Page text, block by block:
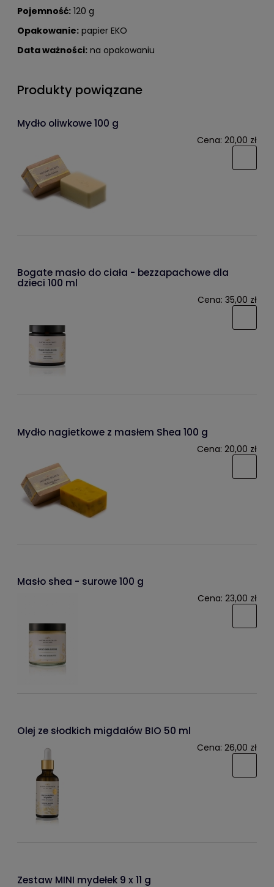
Pojemność: 120 g
Opakowanie: papier EKO
Data ważności: na opakowaniu
Produkty powiązane
Mydło oliwkowe 100 g
Cena: 20,00 zł
Bogate masło do ciała - bezzapachowe dla
dzieci 100 ml
Cena: 35,00 zł
Mydło nagietkowe z masłem Shea 100 g
Cena: 20,00 zł
Masło shea - surowe 100 g
Cena: 23,00 zł
Olej ze słodkich migdałów BIO 50 ml
Cena: 26,00 zł
Zestaw MINI mydełek 9 x 11 g